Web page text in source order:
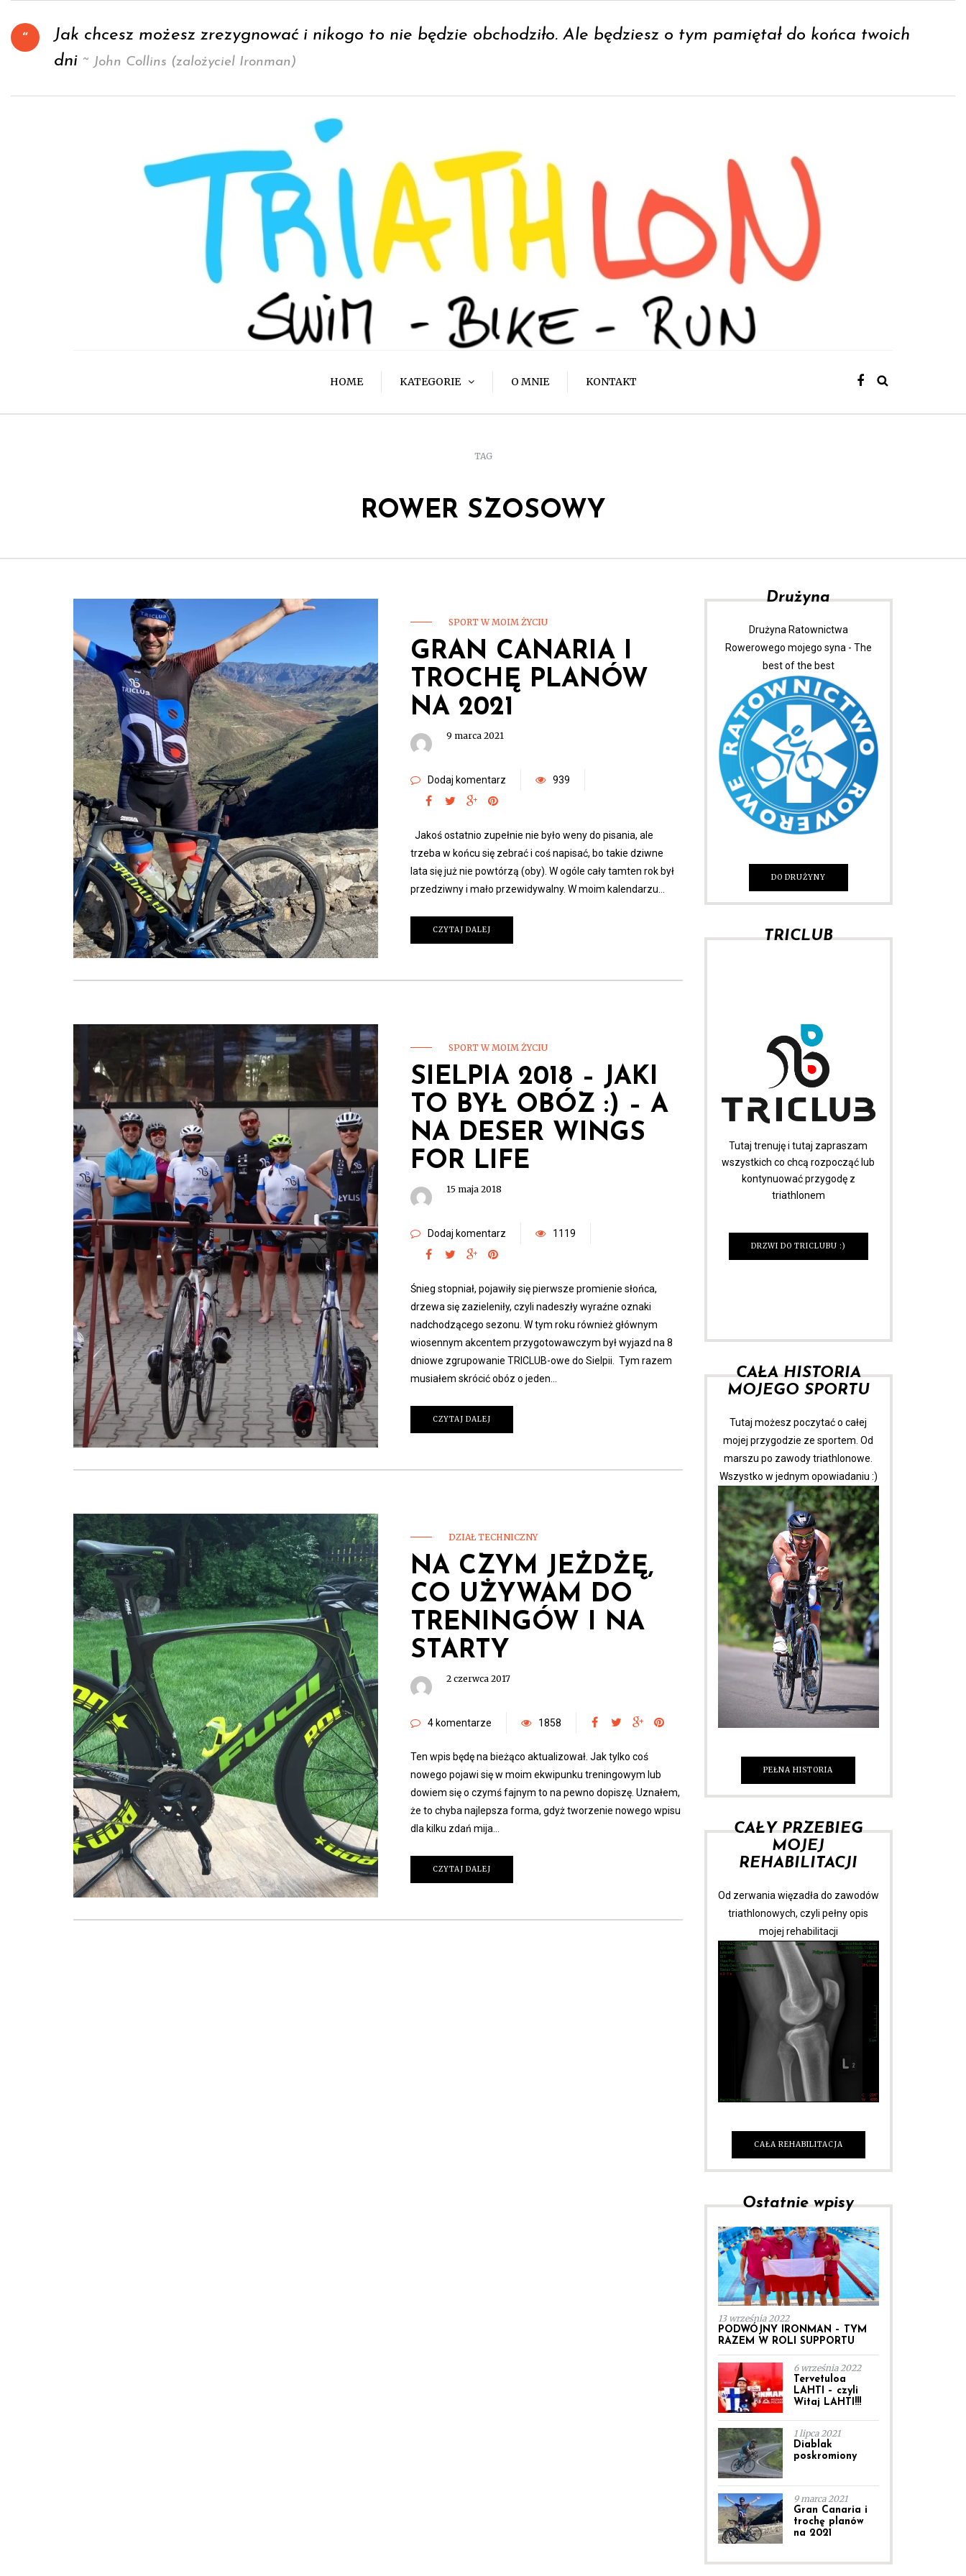
Jak chcesz możesz zrezygnować i nikogo to nie będzie obchodziło. Ale będziesz o tym pamiętał do końca twoich
dni ~ John Collins (zalożyciel Ironman)
HOME KATEGORIE O MNIE KONTAKT
TAG
ROWER SZOSOWY
SPORT W MOIM ŻYCIU
GRAN CANARIA I
TROCHĘ PLANÓW
NA 2021
9 marca 2021
Dodaj komentarz 939
Jakoś ostatnio zupełnie nie było weny do pisania, ale
trzeba w końcu się zebrać i coś napisać, bo takie dziwne
lata się już nie powtórzą (oby). W ogóle cały tamten rok był
przedziwny i mało przewidywalny. W moim kalendarzu…
CZYTAJ DALEJ
SPORT W MOIM ŻYCIU
SIELPIA 2018 – JAKI
TO BYŁ OBÓZ :) – A
NA DESER WINGS
FOR LIFE
15 maja 2018
Dodaj komentarz 1119
Śnieg stopniał, pojawiły się pierwsze promienie słońca,
drzewa się zazieleniły, czyli nadeszły wyraźne oznaki
nadchodzącego sezonu. W tym roku również głównym
wiosennym akcentem przygotowawczym był wyjazd na 8
dniowe zgrupowanie TRICLUB-owe do Sielpii. Tym razem
musiałem skrócić obóz o jeden…
CZYTAJ DALEJ
DZIAŁ TECHNICZNY
NA CZYM JEŻDŻĘ,
CO UŻYWAM DO
TRENINGÓW I NA
STARTY
2 czerwca 2017
4 komentarze 1858
Ten wpis będę na bieżąco aktualizował. Jak tylko coś
nowego pojawi się w moim ekwipunku treningowym lub
dowiem się o czymś fajnym to na pewno dopiszę. Uznałem,
że to chyba najlepsza forma, gdyż tworzenie nowego wpisu
dla kilku zdań mija…
CZYTAJ DALEJ
Drużyna
Drużyna Ratownictwa
Rowerowego mojego syna - The
best of the best
DO DRUŻYNY
TRICLUB
Tutaj trenuję i tutaj zapraszam
wszystkich co chcą rozpocząć lub
kontynuować przygodę z
triathlonem
DRZWI DO TRICLUBU :)
CAŁA HISTORIA
MOJEGO SPORTU
Tutaj możesz poczytać o całej
mojej przygodzie ze sportem. Od
marszu po zawody triathlonowe.
Wszystko w jednym opowiadaniu :)
PEŁNA HISTORIA
CAŁY PRZEBIEG
MOJEJ
REHABILITACJI
Od zerwania więzadła do zawodów
triathlonowych, czyli pełny opis
mojej rehabilitacji
CAŁA REHABILITACJA
Ostatnie wpisy
13 września 2022
PODWÓJNY IRONMAN – TYM
RAZEM W ROLI SUPPORTU
6 września 2022
Tervetuloa
LAHTI – czyli
Witaj LAHTI!!!
1 lipca 2021
Diablak
poskromiony
9 marca 2021
Gran Canaria i
trochę planów
na 2021